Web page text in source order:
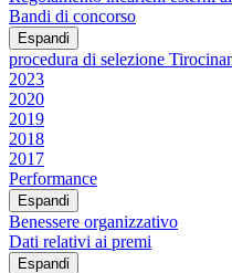
Bandi di concorso
Espandi
procedura di selezione
2023
2020
2019
2018
2017
Performance
Espandi
Benessere organizzativo
Dati relativi ai premi
Espandi